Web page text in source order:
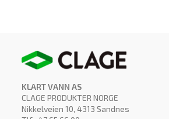
KLART VANN AS
CLAGE PRODUKTER NORGE
Nikkelveien 10, 4313 Sandnes